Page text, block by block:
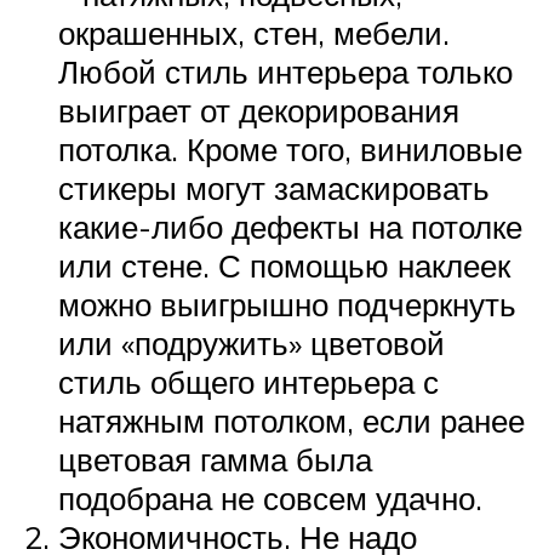
окрашенных, стен, мебели.
Любой стиль интерьера только
выиграет от декорирования
потолка. Кроме того, виниловые
стикеры могут замаскировать
какие-либо дефекты на потолке
или стене. С помощью наклеек
можно выигрышно подчеркнуть
или «подружить» цветовой
стиль общего интерьера с
натяжным потолком, если ранее
цветовая гамма была
подобрана не совсем удачно.
Экономичность. Не надо